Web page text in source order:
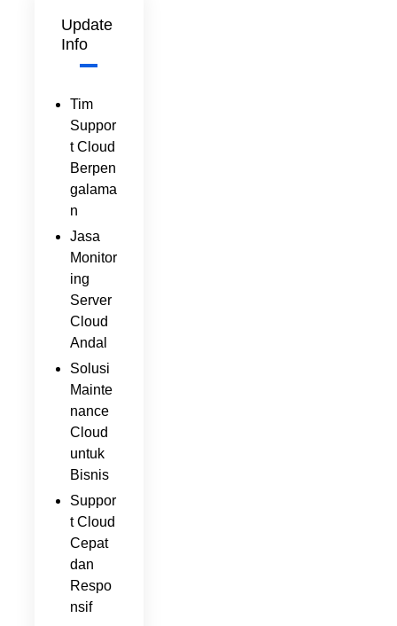
Update
Info
Tim
Suppor
t Cloud
Berpen
galama
n
Jasa
Monitor
ing
Server
Cloud
Andal
Solusi
Mainte
nance
Cloud
untuk
Bisnis
Suppor
t Cloud
Cepat
dan
Respo
nsif